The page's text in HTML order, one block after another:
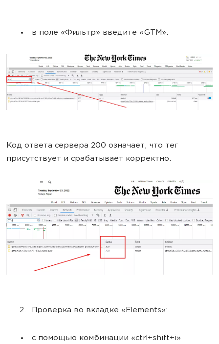
в поле «Фильтр» введите «GTM».
Код ответа сервера 200 означает, что тег
присутствует и срабатывает корректно.
Проверка во вкладке «Elements»:
с помощью комбинации «ctrl+shift+i»